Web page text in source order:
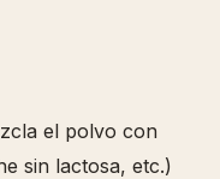
el polvo con
sin lactosa, etc.)